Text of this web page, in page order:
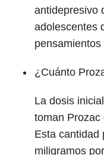
antidepresivo
adolescentes
¿Cuánto
La dosis
toman Prozac
Esta cantidad
miligramos